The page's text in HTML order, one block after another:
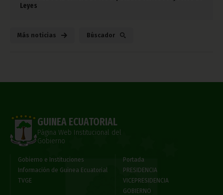
Leyes
Más noticias Búscador
GUINEA ECUATORIAL
Página Web Institucional del
Gobierno
Gobierno e Instituciones
Información de Guinea Ecuatorial
TVGE
Portada
PRESIDENCIA
VICEPRESIDENCIA
GOBIERNO